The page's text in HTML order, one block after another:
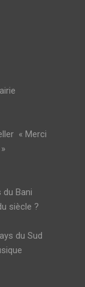
« Merci
Bani
siècle ?
du Sud